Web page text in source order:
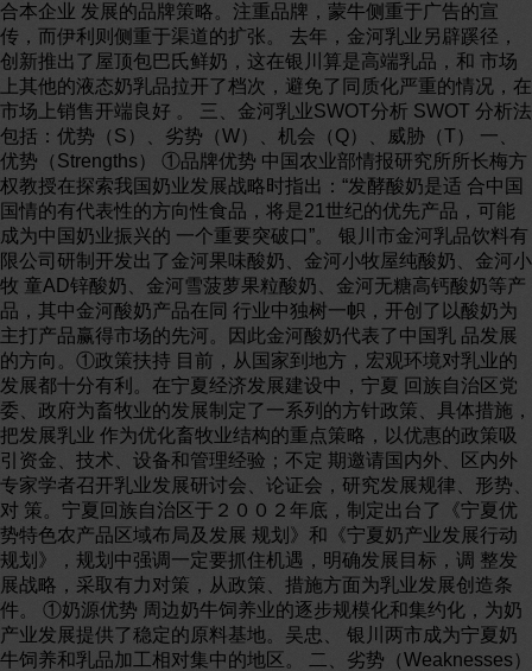
合本企业 发展的品牌策略。注重品牌，蒙牛侧重于广告的宣
传，而伊利则侧重于渠道的扩张。 去年，金河乳业另辟蹊径，
创新推出了屋顶包巴氏鲜奶，这在银川算是高端乳品，和 市场
上其他的液态奶乳品拉开了档次，避免了同质化严重的情况，在
市场上销售开端良好 。 三、金河乳业SWOT分析 SWOT 分析法
包括：优势（S）、劣势（W）、机会（Q）、威胁（T） 一、
优势（Strengths） ①品牌优势 中国农业部情报研究所所长梅方
权教授在探索我国奶业发展战略时指出：“发酵酸奶是适 合中国
国情的有代表性的方向性食品，将是21世纪的优先产品，可能
成为中国奶业振兴的 一个重要突破口”。 银川市金河乳品饮料有
限公司研制开发出了金河果味酸奶、金河小牧屋纯酸奶、金河小
牧 童AD锌酸奶、金河雪菠萝果粒酸奶、金河无糖高钙酸奶等产
品，其中金河酸奶产品在同 行业中独树一帜，开创了以酸奶为
主打产品赢得市场的先河。因此金河酸奶代表了中国乳 品发展
的方向。①政策扶持 目前，从国家到地方，宏观环境对乳业的
发展都十分有利。在宁夏经济发展建设中，宁夏 回族自治区党
委、政府为畜牧业的发展制定了一系列的方针政策、具体措施，
把发展乳业 作为优化畜牧业结构的重点策略，以优惠的政策吸
引资金、技术、设备和管理经验；不定 期邀请国内外、区内外
专家学者召开乳业发展研讨会、论证会，研究发展规律、形势、
对 策。宁夏回族自治区于２００２年底，制定出台了《宁夏优
势特色农产品区域布局及发展 规划》和《宁夏奶产业发展行动
规划》，规划中强调一定要抓住机遇，明确发展目标，调 整发
展战略，采取有力对策，从政策、措施方面为乳业发展创造条
件。 ①奶源优势 周边奶牛饲养业的逐步规模化和集约化，为奶
产业发展提供了稳定的原料基地。吴忠、 银川两市成为宁夏奶
牛饲养和乳品加工相对集中的地区。 二、劣势（Weaknesses）